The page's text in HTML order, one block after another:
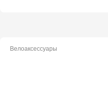
Велоаксессуары